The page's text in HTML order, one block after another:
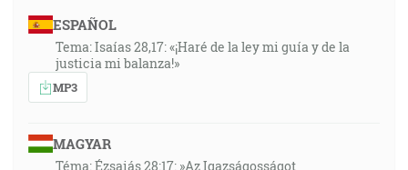
ESPAÑOL
Tema: Isaías 28,17: «¡Haré de la ley mi guía y de la
justicia mi balanza!»
MP3
MAGYAR
Téma: Ézsaiás 28:17: »Az Igazságosságot